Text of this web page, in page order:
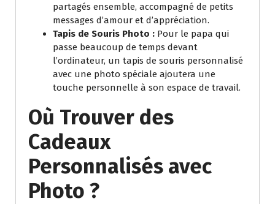
partagés ensemble, accompagné de petits
messages d’amour et d’appréciation.
Tapis de Souris Photo : Pour le papa qui
passe beaucoup de temps devant
l’ordinateur, un tapis de souris personnalisé
avec une photo spéciale ajoutera une
touche personnelle à son espace de travail.
Où Trouver des
Cadeaux
Personnalisés avec
Photo ?